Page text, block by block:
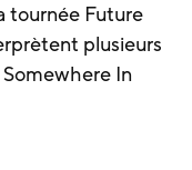
tournée Future
plusieurs
In